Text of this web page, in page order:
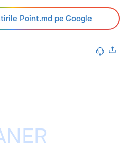
Point.md pe Google